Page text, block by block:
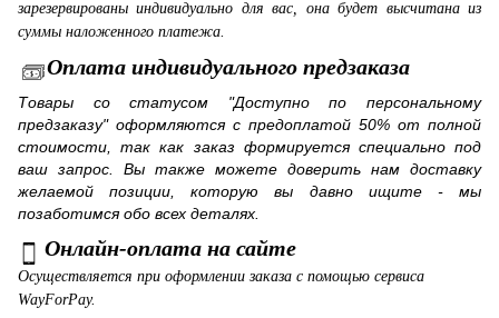
зарезервированы индивидуально для вас, она будет высчитана из
суммы наложенного платежа.
Оплата индивидуального предзаказа
Товары со статусом "Доступно по персональному
предзаказу" оформляются с предоплатой 50% от полной
стоимости, так как заказ формируется специально под
ваш запрос. Вы также можете доверить нам доставку
желаемой позиции, которую вы давно ищите - мы
позаботимся обо всех деталях.
Онлайн-оплата на сайте
Осуществляется при оформлении заказа с помощью сервиса
WayForPay.